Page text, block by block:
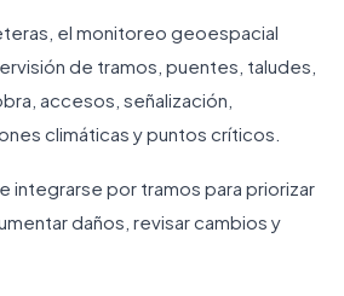
el monitoreo geoespacial
de tramos, puentes, taludes,
accesos, señalización,
climáticas y puntos críticos.
integrarse por tramos para priorizar
daños, revisar cambios y